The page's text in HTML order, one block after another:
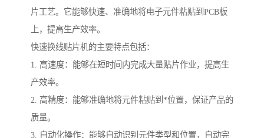
片工艺。它能够快速、准确地将电子元件粘贴到PCB板
上，提高生产效率。
快速换线贴片机的主要特点包括：
1. 高速度：能够在短时间内完成大量贴片作业，提高生
产效率。
2. 高精度：能够准确地将元件粘贴到*位置，保证产品的
质量。
3. 自动化操作：能够自动识别元件类型和位置，自动完